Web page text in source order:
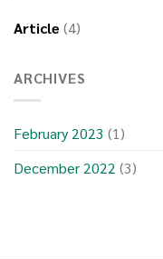
Article (4)
ARCHIVES
February 2023 (1)
December 2022 (3)